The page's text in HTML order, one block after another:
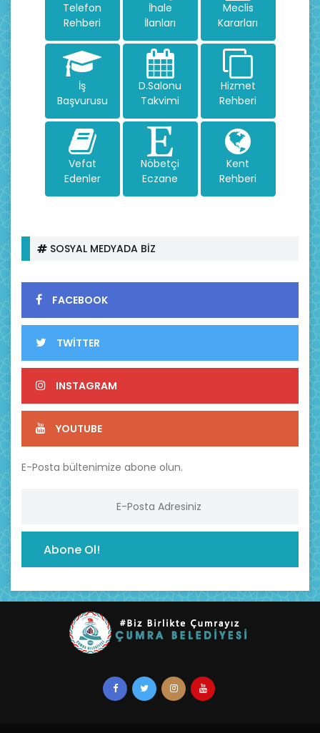
Telefon
Rehberi
İhale
İlanları
Meclis
Kararları
İş
Başvurusu
D.Salonu
Takvimi
Hizmet
Rehberi
Vefat
Edenler
Nöbetçi
Eczane
Kent
Rehberi
SOSYAL MEDYADA BİZ
FACEBOOK
TWİTTER
INSTAGRAM
YOUTUBE
E-Posta bültenimize abone olun.
Abone Ol!